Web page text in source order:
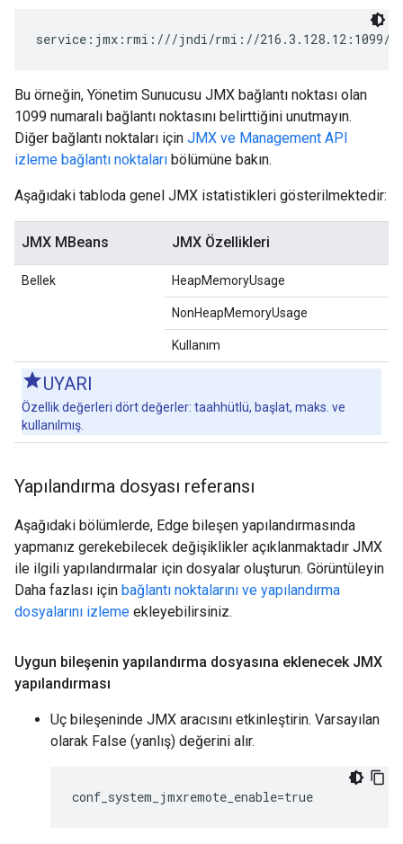
service:jmx:rmi:///jndi/rmi://216.3.128.12:1099/
Bu örneğin, Yönetim Sunucusu JMX bağlantı noktası olan
1099 numaralı bağlantı noktasını belirttiğini unutmayın.
Diğer bağlantı noktaları için JMX ve Management API
izleme bağlantı noktaları bölümüne bakın.
Aşağıdaki tabloda genel JMX istatistikleri gösterilmektedir:
JMX MBeans JMX Özellikleri
Bellek HeapMemoryUsage
NonHeapMemoryUsage
Kullanım
UYARI
Özellik değerleri dört değerler: taahhütlü, başlat, maks. ve
kullanılmış.
Yapılandırma dosyası referansı
Aşağıdaki bölümlerde, Edge bileşen yapılandırmasında
yapmanız gerekebilecek değişiklikler açıklanmaktadır JMX
ile ilgili yapılandırmalar için dosyalar oluşturun. Görüntüleyin
Daha fazlası için bağlantı noktalarını ve yapılandırma
dosyalarını izleme ekleyebilirsiniz.
Uygun bileşenin yapılandırma dosyasına eklenecek JMX
yapılandırması
Uç bileşeninde JMX aracısını etkinleştirin. Varsayılan
olarak False (yanlış) değerini alır.
conf_system_jmxremote_enable=true